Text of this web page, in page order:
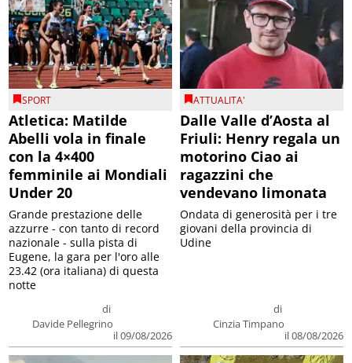
SPORT
Atletica: Matilde
Abelli vola in finale
con la 4×400
femminile ai Mondiali
Under 20
di
Davide Pellegrino
il 09/08/2026
Grande prestazione delle
azzurre - con tanto di record
nazionale - sulla pista di
Eugene, la gara per l'oro alle
23.42 (ora italiana) di questa
notte
ATTUALITA'
Dalle Valle d’Aosta al
Friuli: Henry regala un
motorino Ciao ai
ragazzini che
vendevano limonata
di
Cinzia Timpano
il 08/08/2026
Ondata di generosità per i tre
giovani della provincia di
Udine